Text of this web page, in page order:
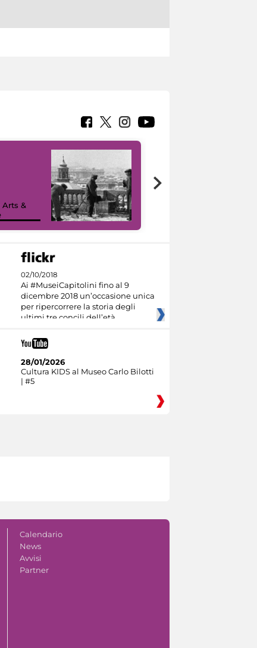
Arts &
02/10/2018
Ai #MuseiCapitolini fino al 9
dicembre 2018 un’occasione unica
per ripercorrere la storia degli
ultimi tre concili dell’età
28/01/2026
Cultura KIDS al Museo Carlo Bilotti
| #5
Calendario
News
Avvisi
Partner